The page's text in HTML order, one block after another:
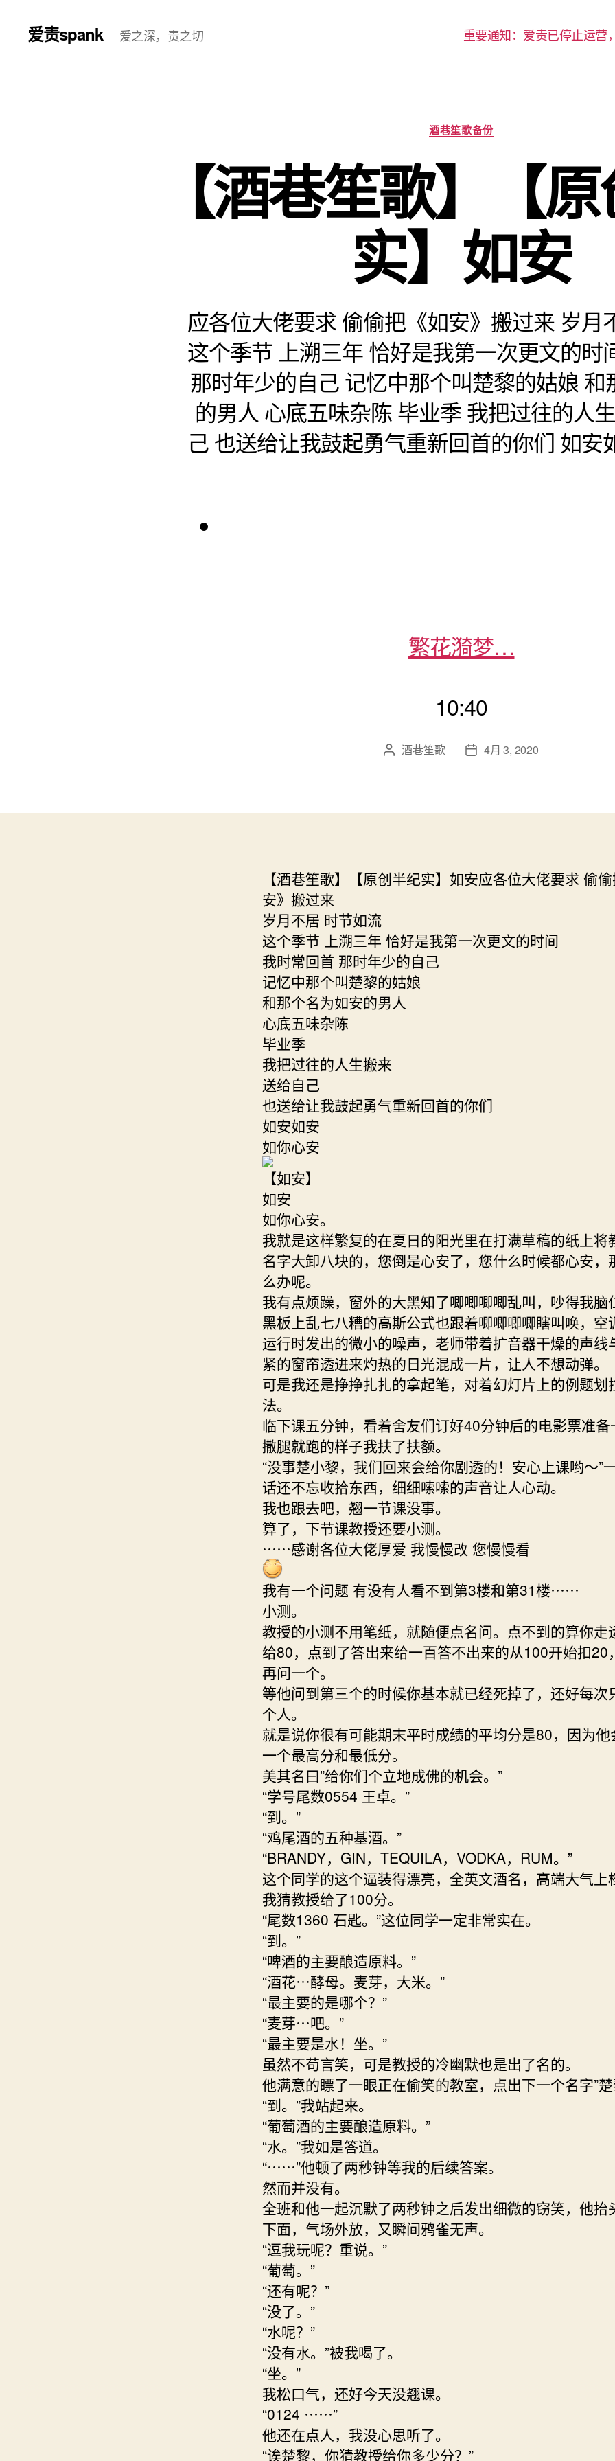
爱责spank 爱之深，责之切 重要通知：爱责已停止运营
分
类
酒巷笙歌备份
【酒巷笙歌】【
实】如安
应各位大佬要求 偷偷把《如安》搬过来 岁月
这个季节 上溯三年 恰好是我第一次更文的时
那时年少的自己 记忆中那个叫楚黎的姑娘 和
的男人 心底五味杂陈 毕业季 我把过往的人
己 也送给让我鼓起勇气重新回首的你们 如安
繁花漪梦…
10:40
文 酒巷笙歌
发 4月 3, 2020
【酒巷笙歌】【原创半纪实】如安应各位大佬要求 偷
安》搬过来
岁月不居 时节如流
这个季节 上溯三年 恰好是我第一次更文的时间
我时常回首 那时年少的自己
记忆中那个叫楚黎的姑娘
和那个名为如安的男人
心底五味杂陈
毕业季
我把过往的人生搬来
送给自己
也送给让我鼓起勇气重新回首的你们
如安如安
如你心安
【如安】
如安
如你心安。
我就是这样繁复的在夏日的阳光里在打满草稿的纸上将
名字大卸八块的，您倒是心安了，您什么时候都心安，
么办呢。
我有点烦躁，窗外的大黑知了唧唧唧唧乱叫，吵得我脑
黑板上乱七八糟的高斯公式也跟着唧唧唧唧瞎叫唤，空
运行时发出的微小的噪声，老师带着扩音器干燥的声线
紧的窗帘透进来灼热的日光混成一片，让人不想动弹。
可是我还是挣挣扎扎的拿起笔，对着幻灯片上的例题划
法。
临下课五分钟，看着舍友们订好40分钟后的电影票准备
撒腿就跑的样子我扶了扶额。
“没事楚小黎，我们回来会给你剧透的！安心上课哟～”
话还不忘收拾东西，细细嗦嗦的声音让人心动。
我也跟去吧，翘一节课没事。
算了，下节课教授还要小测。
⋯⋯感谢各位大佬厚爱 我慢慢改 您慢慢看
我有一个问题 有没有人看不到第3楼和第31楼⋯⋯
小测。
教授的小测不用笔纸，就随便点名问。点不到的算你走
给80，点到了答出来给一百答不出来的从100开始扣20
再问一个。
等他问到第三个的时候你基本就已经死掉了，还好每次
个人。
就是说你很有可能期末平时成绩的平均分是80，因为他
一个最高分和最低分。
美其名曰”给你们个立地成佛的机会。”
“学号尾数0554 王卓。”
“到。”
“鸡尾酒的五种基酒。”
“BRANDY，GIN，TEQUILA，VODKA，RUM。”
这个同学的这个逼装得漂亮，全英文酒名，高端大气上
我猜教授给了100分。
“尾数1360 石匙。”这位同学一定非常实在。
“到。”
“啤酒的主要酿造原料。”
“酒花⋯酵母。麦芽，大米。”
“最主要的是哪个？”
“麦芽⋯吧。”
“最主要是水！坐。”
虽然不苟言笑，可是教授的冷幽默也是出了名的。
他满意的瞟了一眼正在偷笑的教室，点出下一个名字”楚
“到。”我站起来。
“葡萄酒的主要酿造原料。”
“水。”我如是答道。
“⋯⋯”他顿了两秒钟等我的后续答案。
然而并没有。
全班和他一起沉默了两秒钟之后发出细微的窃笑，他抬
下面，气场外放，又瞬间鸦雀无声。
“逗我玩呢？重说。”
“葡萄。”
“还有呢？”
“没了。”
“水呢？”
“没有水。”被我喝了。
“坐。”
我松口气，还好今天没翘课。
“0124 ⋯⋯”
他还在点人，我没心思听了。
“诶楚黎，你猜教授给你多少分？”